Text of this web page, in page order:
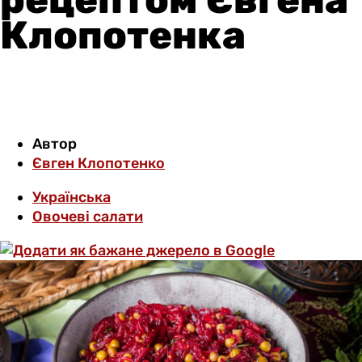
Клопотенка
Автор
Євген Клопотенко
Українська
Овочеві салати